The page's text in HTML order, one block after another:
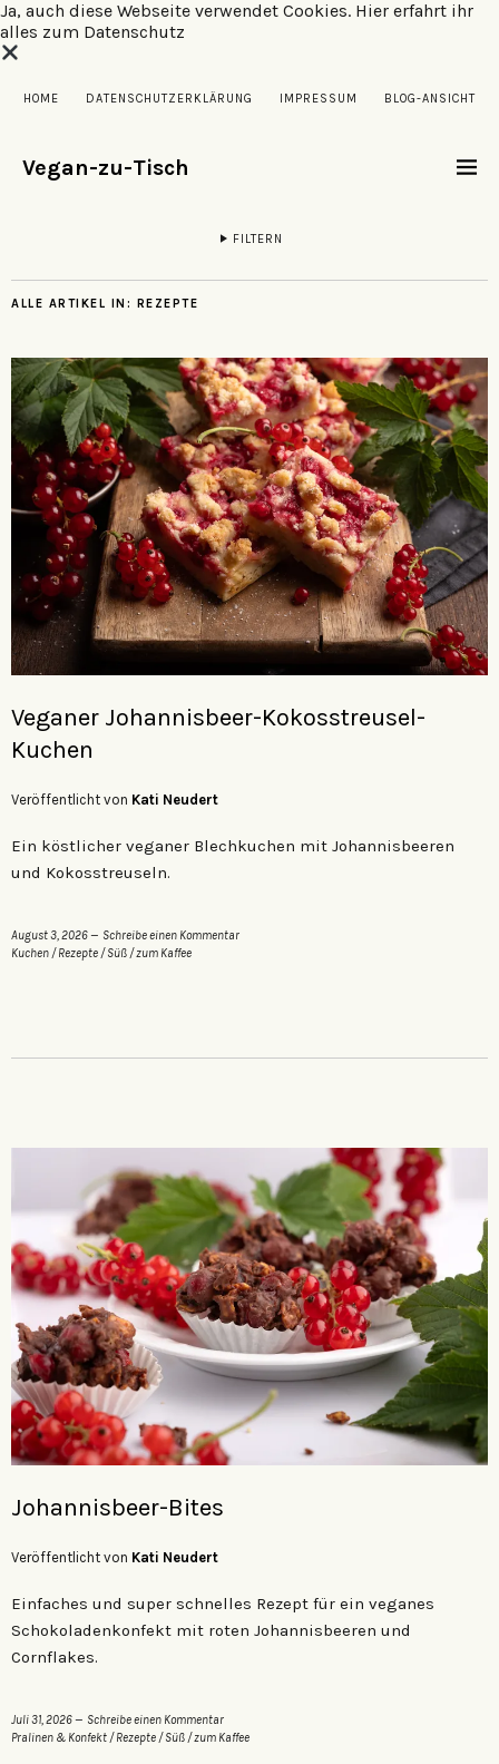
Ja, auch diese Webseite verwendet Cookies. Hier erfahrt ihr
alles zum Datenschutz
HOME DATENSCHUTZERKLÄRUNG IMPRESSUM BLOG-ANSICHT
Vegan-zu-Tisch
FILTERN
ALLE ARTIKEL IN: REZEPTE
Veganer Johannisbeer-Kokosstreusel-
Kuchen
Veröffentlicht von Kati Neudert
Ein köstlicher veganer Blechkuchen mit Johannisbeeren
und Kokosstreuseln.
August 3, 2026
Schreibe einen Kommentar
Kuchen /Rezepte /Süß /zum Kaffee
Johannisbeer-Bites
Veröffentlicht von Kati Neudert
Einfaches und super schnelles Rezept für ein veganes
Schokoladenkonfekt mit roten Johannisbeeren und
Cornflakes.
Juli 31, 2026
Schreibe einen Kommentar
Pralinen & Konfekt /Rezepte /Süß /zum Kaffee